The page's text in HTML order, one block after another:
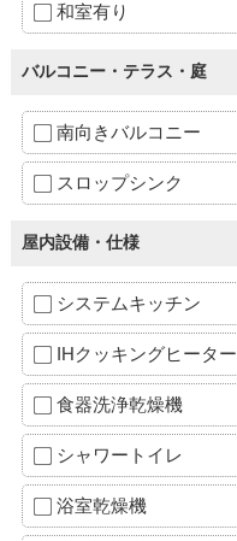
和室有り
バルコニー・テラス・庭
南向きバルコニー
スロップシンク
屋内設備・仕様
システムキッチン
IHクッキングヒーター
食器洗浄乾燥機
シャワートイレ
浴室乾燥機